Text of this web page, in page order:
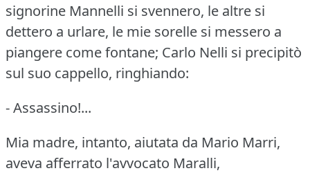
signorine Mannelli si svennero, le altre si
dettero a urlare, le mie sorelle si messero a
piangere come fontane; Carlo Nelli si precipitò
sul suo cappello, ringhiando:
- Assassino!...
Mia madre, intanto, aiutata da Mario Marri,
aveva afferrato l'avvocato Maralli,